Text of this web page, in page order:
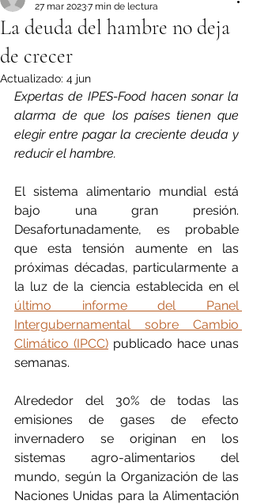
La deuda del hambre no deja
de crecer
27 mar 20237 min de lectura
Actualizado: 4 jun
Expertas de IPES-Food hacen sonar la
alarma de que los países tienen que
elegir entre pagar la creciente deuda y
reducir el hambre.
El sistema alimentario mundial está
bajo una gran presión.
Desafortunadamente, es probable
que esta tensión aumente en las
próximas décadas, particularmente a
la luz de la ciencia establecida en el
último informe del Panel
Intergubernamental sobre Cambio
Climático (IPCC) publicado hace unas
semanas.
Alrededor del 30% de todas las
emisiones de gases de efecto
invernadero se originan en los
sistemas agro-alimentarios del
mundo, según la Organización de las
Naciones Unidas para la Alimentación